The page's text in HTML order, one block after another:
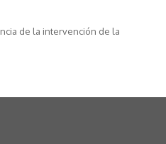
de la intervención de la